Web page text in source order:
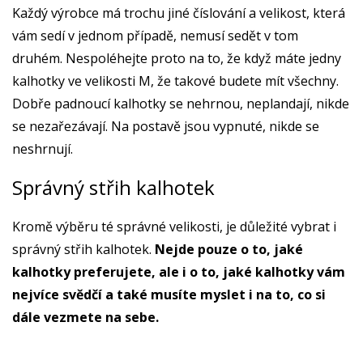
Každý výrobce má trochu jiné číslování a velikost, která
vám sedí v jednom případě, nemusí sedět v tom
druhém. Nespoléhejte proto na to, že když máte jedny
kalhotky ve velikosti M, že takové budete mít všechny.
Dobře padnoucí kalhotky se nehrnou, neplandají, nikde
se nezařezávají. Na postavě jsou vypnuté, nikde se
neshrnují.
Správný střih kalhotek
Kromě výběru té správné velikosti, je důležité vybrat i
správný střih kalhotek. Nejde pouze o to, jaké
kalhotky preferujete, ale i o to, jaké kalhotky vám
nejvíce svědčí a také musíte myslet i na to, co si
dále vezmete na sebe.